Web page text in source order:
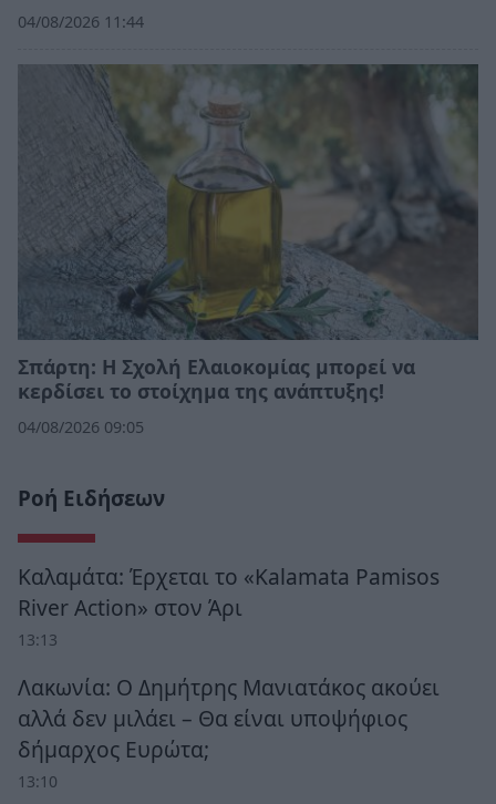
04/08/2026 11:44
Σπάρτη: Η Σχολή Ελαιοκομίας μπορεί να
κερδίσει το στοίχημα της ανάπτυξης!
04/08/2026 09:05
Ροή Ειδήσεων
Καλαμάτα: Έρχεται το «Kalamata Pamisos
River Action» στον Άρι
13:13
Λακωνία: Ο Δημήτρης Μανιατάκος ακούει
αλλά δεν μιλάει – Θα είναι υποψήφιος
δήμαρχος Ευρώτα;
13:10